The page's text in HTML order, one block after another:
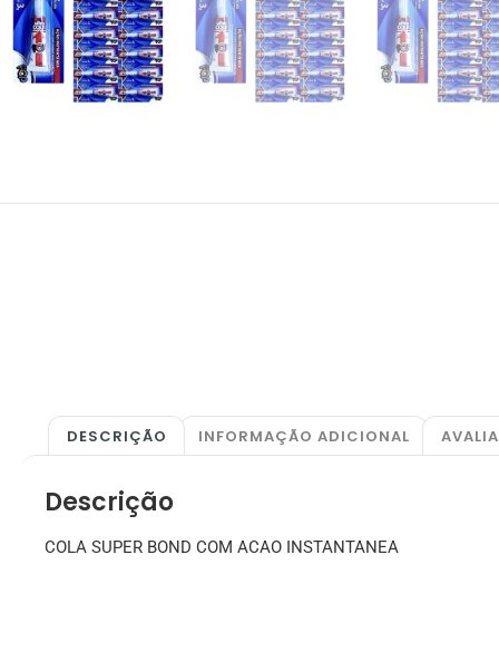
DESCRIÇÃO INFORMAÇÃO ADICIONAL
Descrição
COLA SUPER BOND COM ACAO INSTANTANEA